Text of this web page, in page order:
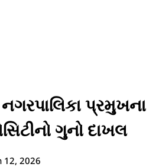
પ્રમુખના
ગુનો દાખલ
12, 2026